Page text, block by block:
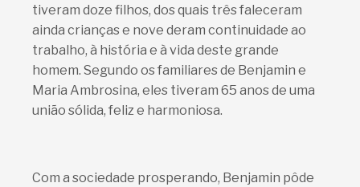
tiveram doze filhos, dos quais três faleceram
ainda crianças e nove deram continuidade ao
trabalho, à história e à vida deste grande
homem. Segundo os familiares de Benjamin e
Maria Ambrosina, eles tiveram 65 anos de uma
união sólida, feliz e harmoniosa.
Com a sociedade prosperando, Benjamin pôde